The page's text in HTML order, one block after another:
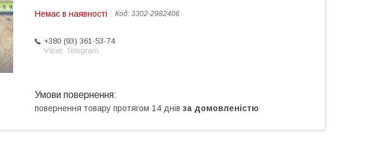
Немає в наявності Код: 3302-2982406
+380 (93) 361-53-74
Viber, Telegram
повернення товару протягом 14 днів за домовленістю